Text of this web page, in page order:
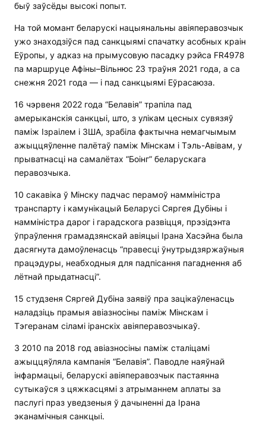
быў заўсёды высокі попыт.
На той момант беларускі нацыянальны авіяперавозчык
ужо знаходзіўся пад санкцыямі спачатку асобных краін
Еўропы, у адказ на прымусовую пасадку рэйса FR4978
па маршруце Афіны–Вільнюс 23 траўня 2021 года, а са
снежня 2021 года — і пад санкцыямі Еўрасаюза.
16 чэрвеня 2022 года “Белавія” трапіла пад
амерыканскія санкцыі, што, з улікам цесных сувязяў
паміж Ізраілем і ЗША, зрабіла фактычна немагчымым
ажыццяўленне палётаў паміж Мінскам і Тэль-Авівам, у
прыватнасці на самалётах “Боінг” беларускага
перавозчыка.
10 сакавіка ў Мінску падчас перамоў намміністра
транспарту і камунікацый Беларусі Сяргея Дубіны і
намміністра дарог і гарадскога развіцця, прэзідэнта
ўпраўлення грамадзянскай авіяцыі Ірана Хасэйна была
дасягнута дамоўленасць “правесці ўнутрыдзяржаўныя
працэдуры, неабходныя для падпісання пагаднення аб
лётнай прыдатнасці”.
15 студзеня Сяргей Дубіна заявіў пра зацікаўленасць
наладзіць прамыя авіазносіны паміж Мінскам і
Тэгеранам сіламі іранскіх авіяперавозчыкаў.
З 2010 па 2018 год авіазносіны паміж сталіцамі
ажыццяўляла кампанія “Белавія”. Паводле наяўнай
інфармацыі, беларускі авіяперавозчык пастаянна
сутыкаўся з цяжкасцямі з атрыманнем аплаты за
паслугі праз уведзеныя ў дачыненні да Ірана
эканамічныя санкцыі.